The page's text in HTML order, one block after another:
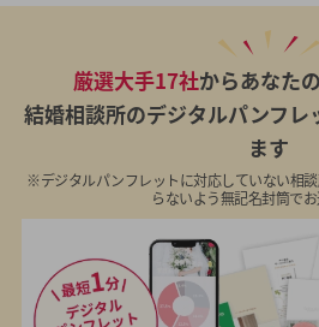
厳選大手17社からあなた
結婚相談所のデジタルパンフレ
ます
※デジタルパンフレットに対応していない相
らないよう無記名封筒で